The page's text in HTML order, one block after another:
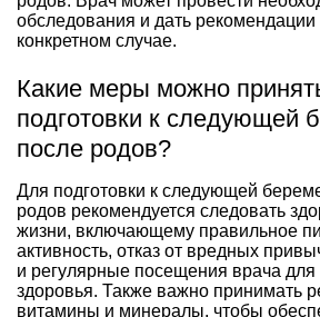
обследования и дать
конкретном случае.
Какие меры можно
подготовки к следующей
после родов?
Для подготовки к следующей
родов рекомендуется следовать
жизни, включающему правильное
активность, отказ от вредных
и регулярные посещения врача для
здоровья. Также важно принимать
витамины и минералы, чтобы